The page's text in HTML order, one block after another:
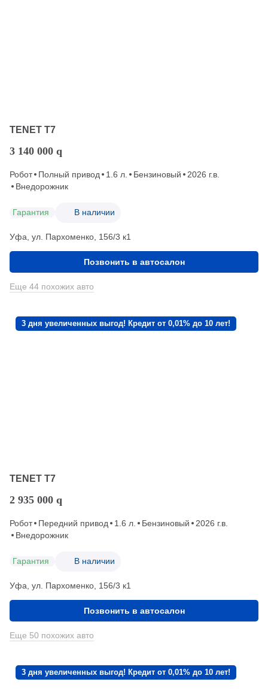
TENET T7
3 140 000 q
Робот Полный привод 1.6 л. Бензиновый
2026 г.в.
Внедорожник
Гарантия В наличии
Уфа, ул. Пархоменко, 156/3 к1
Позвонить в автосалон
Еще 44 похожих авто
3 дня увеличенных выгод! Кредит от 0,01% до 10 лет!
TENET T7
2 935 000 q
Робот Передний привод 1.6 л. Бензиновый
2026 г.в.
Внедорожник
Гарантия В наличии
Уфа, ул. Пархоменко, 156/3 к1
Позвонить в автосалон
Еще 50 похожих авто
3 дня увеличенных выгод! Кредит от 0,01% до 10 лет!